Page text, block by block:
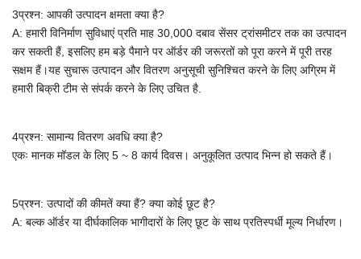
3प्रश्न: आपकी उत्पादन क्षमता क्या है?
A: हमारी विनिर्माण सुविधाएं प्रति माह 30,000 दबाव सेंसर ट्रांसमीटर तक का उत्पादन
कर सकती हैं, इसलिए हम बड़े पैमाने पर ऑर्डर की जरूरतों को पूरा करने में पूरी तरह
सक्षम हैं।यह सुचारू उत्पादन और वितरण अनुसूची सुनिश्चित करने के लिए अग्रिम में
हमारी बिक्री टीम से संपर्क करने के लिए उचित है.
4प्रश्न: सामान्य वितरण अवधि क्या है?
एकः मानक मॉडल के लिए 5 ~ 8 कार्य दिवस। अनुकूलित उत्पाद भिन्न हो सकते हैं।
5प्रश्न: उत्पादों की कीमतें क्या हैं? क्या कोई छूट है?
A: बल्क ऑर्डर या दीर्घकालिक भागीदारों के लिए छूट के साथ प्रतिस्पर्धी मूल्य निर्धारण।